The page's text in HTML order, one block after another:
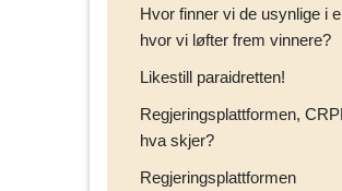
Hvor finner vi de usynlige i
hvor vi løfter frem vinnere?
Likestill paraidretten!
Regjeringsplattformen,
hva skjer?
Regjeringsplattformen